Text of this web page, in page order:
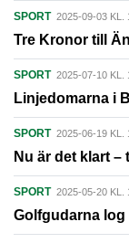
SPORT 2025-09-03 KL.
Tre Kronor till
SPORT 2025-07-10 KL.
Linjedomarna i
SPORT 2025-06-19 KL.
Nu är det klart
SPORT 2025-05-20 KL.
Golfgudarna